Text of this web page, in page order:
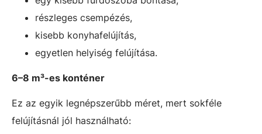
részleges csempézés,
kisebb konyhafelújítás,
egyetlen helyiség felújítása.
6–8 m³-es konténer
Ez az egyik legnépszerűbb méret, mert sokféle
felújításnál jól használható: